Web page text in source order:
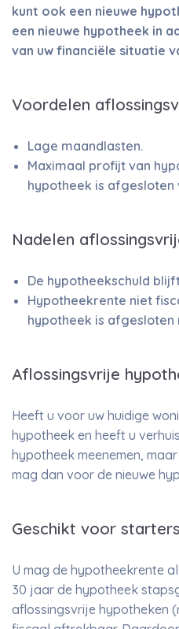
kunt ook een nieuwe
een nieuwe hypotheek in
van uw financiële situatie
Voordelen
Lage maandlasten.
Maximaal profijt van
hypotheek is afgesloten
Nadelen
De hypotheekschuld
Hypotheekrente niet
hypotheek is afgesloten
Aflossingsvrije
Heeft u voor uw huidige
hypotheek en heeft u
hypotheek meenemen,
mag dan voor de nieuwe
Geschikt voor
U mag de hypotheekrente
30 jaar de hypotheek
aflossingsvrije hypotheken